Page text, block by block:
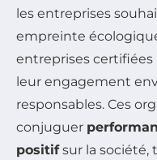
les entreprises
empreinte
entreprises certifiées
leur engagement
responsables. Ces
conjuguer
positifsur la société,